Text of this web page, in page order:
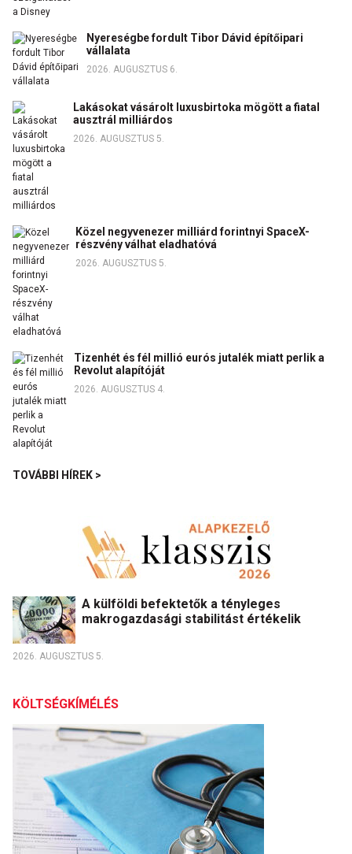
Nyereségbe fordult Tibor Dávid építőipari
vállalata
2026. AUGUSZTUS 6.
Lakásokat vásárolt luxusbirtoka mögött a fiatal
ausztrál milliárdos
2026. AUGUSZTUS 5.
Közel negyvenezer milliárd forintnyi SpaceX-
részvény válhat eladhatóvá
2026. AUGUSZTUS 5.
Tizenhét és fél millió eurós jutalék miatt perlik a
Revolut alapítóját
2026. AUGUSZTUS 4.
TOVÁBBI HÍREK >
A külföldi befektetők a tényleges
makrogazdasági stabilitást értékelik
2026. AUGUSZTUS 5.
KÖLTSÉGKÍMÉLÉS